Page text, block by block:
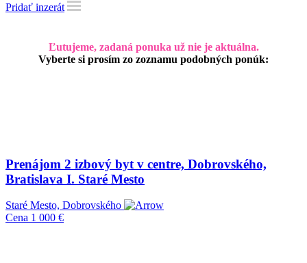
Pridať inzerát
Ľutujeme, zadaná ponuka už nie je aktuálna.
Vyberte si prosím zo zoznamu podobných ponúk:
Prenájom 2 izbový byt v centre, Dobrovského,
Bratislava I. Staré Mesto
Staré Mesto, Dobrovského
Cena 1 000 €